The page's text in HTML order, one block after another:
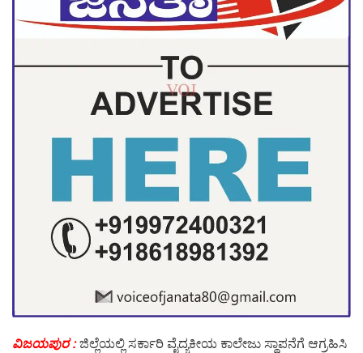
ವಿಜಯಪುರ : ಜಿಲ್ಲೆಯಲ್ಲಿ ಸರ್ಕಾರಿ ವೈದ್ಯಕೀಯ ಕಾಲೇಜು ಸ್ಥಾಪನೆಗೆ ಆಗ್ರಹಿಸಿ